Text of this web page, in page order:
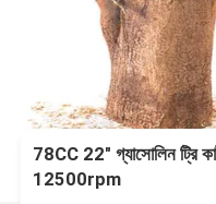
78CC 22" গ্যাসোলিন ট্রি
12500rpm